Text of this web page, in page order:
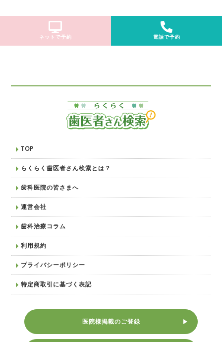
ネットで予約 電話で予約
TOP
らくらく歯医者さん検索とは？
歯科医院の皆さまへ
運営会社
歯科治療コラム
利用規約
プライバシーポリシー
特定商取引に基づく表記
医院様掲載のご登録